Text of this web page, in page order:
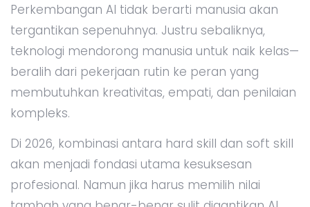
Perkembangan AI tidak berarti manusia akan
tergantikan sepenuhnya. Justru sebaliknya,
teknologi mendorong manusia untuk naik kelas—
beralih dari pekerjaan rutin ke peran yang
membutuhkan kreativitas, empati, dan penilaian
kompleks.
Di 2026, kombinasi antara hard skill dan soft skill
akan menjadi fondasi utama kesuksesan
profesional. Namun jika harus memilih nilai